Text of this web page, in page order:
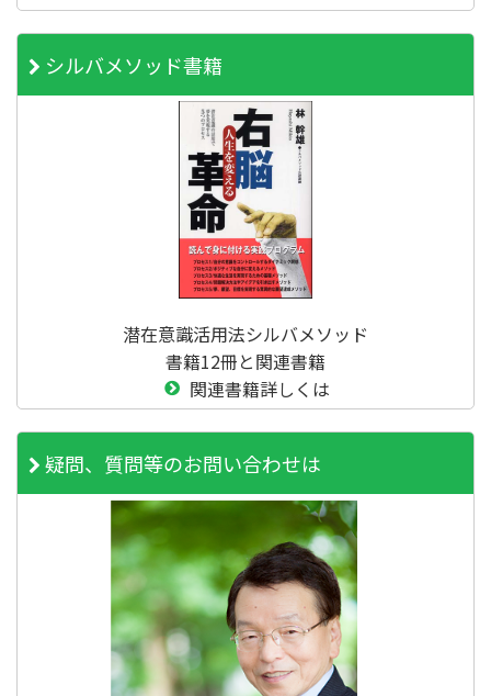
シルバメソッド書籍
潜在意識活用法シルバメソッド
書籍12冊と関連書籍
関連書籍詳しくは
疑問、質問等のお問い合わせは